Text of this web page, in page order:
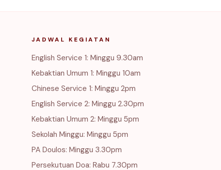
JADWAL KEGIATAN
English Service 1: Minggu 9.30am
Kebaktian Umum 1: Minggu 10am
Chinese Service 1: Minggu 2pm
English Service 2: Minggu 2.30pm
Kebaktian Umum 2: Minggu 5pm
Sekolah Minggu: Minggu 5pm
PA Doulos: Minggu 3.30pm
Persekutuan Doa: Rabu 7.30pm